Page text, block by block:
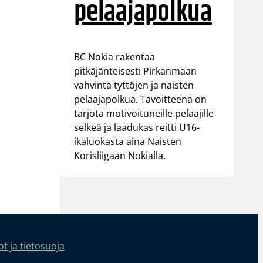
pelaajapolkua
BC Nokia rakentaa
pitkäjänteisesti Pirkanmaan
vahvinta tyttöjen ja naisten
pelaajapolkua. Tavoitteena on
tarjota motivoituneille pelaajille
selkeä ja laadukas reitti U16-
ikäluokasta aina Naisten
Korisliigaan Nokialla.
ja tietosuoja